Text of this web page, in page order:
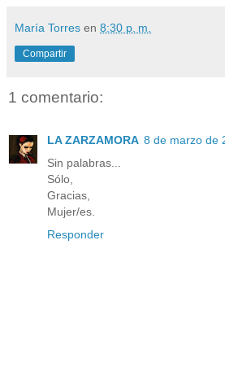
María Torres en 8:30 p. m.
Compartir
1 comentario:
LA ZARZAMORA 8 de marzo de
Sin palabras...
Sólo,
Gracias,
Mujer/es.
Responder